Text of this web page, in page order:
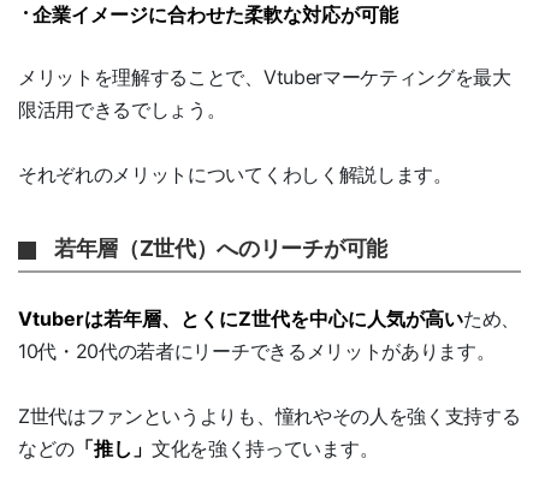
企業イメージに合わせた柔軟な対応が可能
メリットを理解することで、Vtuberマーケティングを最大
限活用できるでしょう。
それぞれのメリットについてくわしく解説します。
若年層（Z世代）へのリーチが可能
Vtuberは若年層、とくにZ世代を中心に人気が高いため、
10代・20代の若者にリーチできるメリットがあります。
Z世代はファンというよりも、憧れやその人を強く支持する
などの 「推し」文化を強く持っています。